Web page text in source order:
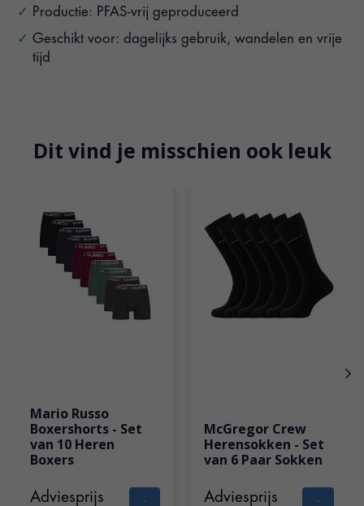
Productie: PFAS-vrij geproduceerd
Geschikt voor: dagelijks gebruik, wandelen en vrije
tijd
Dit vind je misschien ook leuk
Mario Russo
Boxershorts - Set
van 10 Heren
Boxers
Adviesprijs
McGregor Crew
Herensokken - Set
van 6 Paar Sokken
Adviesprijs